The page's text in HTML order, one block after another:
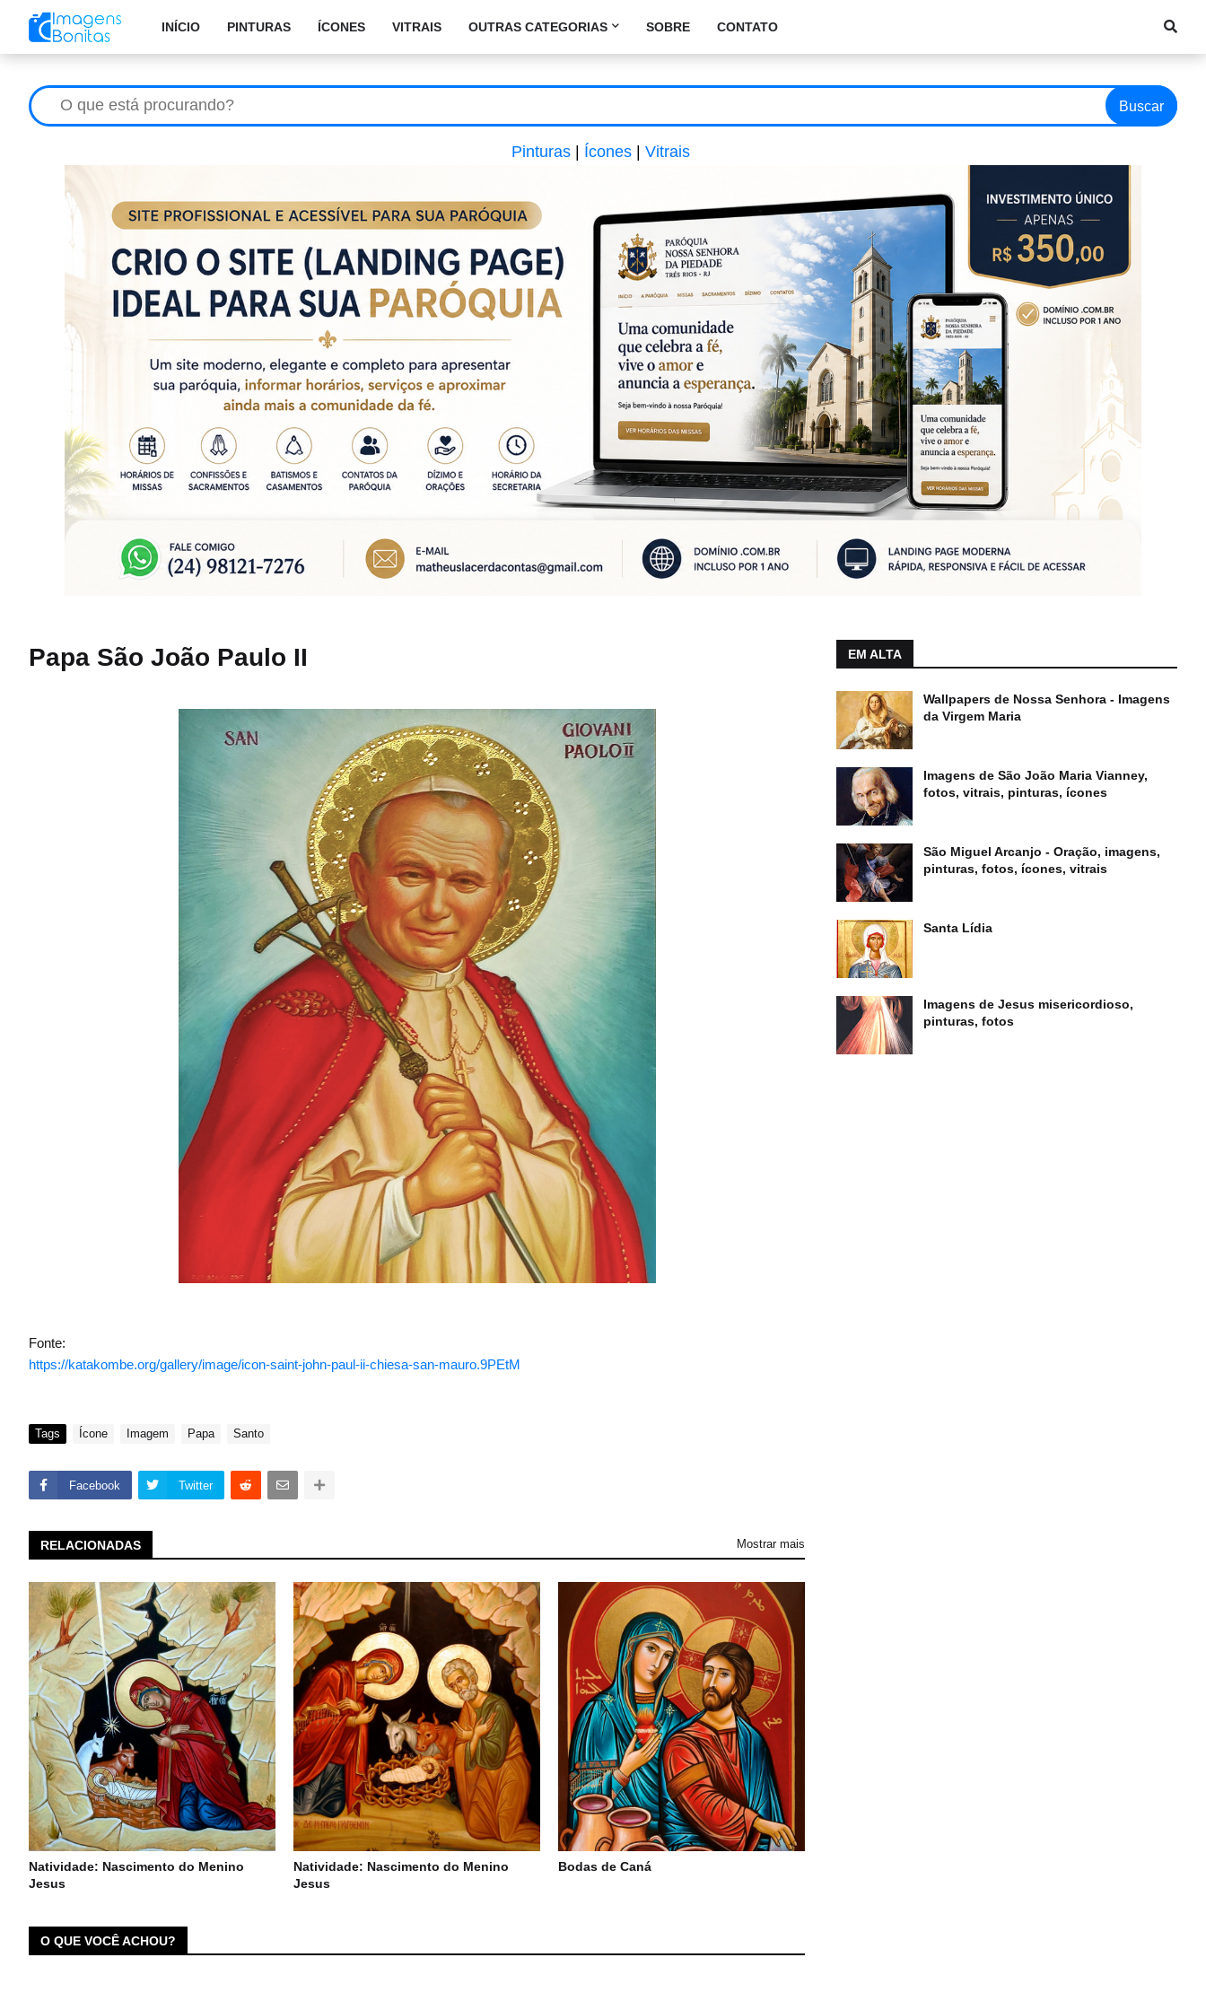
INÍCIO PINTURAS ÍCONES VITRAIS OUTRAS CATEGORIAS SOBRE CONTATO
Buscar
Pinturas Ícones Vitrais
Papa São João Paulo II
Fonte:
https://katakombe.org/gallery/image/icon-saint-john-paul-ii-chiesa-san-mauro.9PEtM
Tags Ícone Imagem Papa Santo
Facebook Twitter
RELACIONADAS Mostrar mais
Natividade: Nascimento do Menino
Jesus
Natividade: Nascimento do Menino
Jesus
Bodas de Caná
O QUE VOCÊ ACHOU?
EM ALTA
Wallpapers de Nossa Senhora - Imagens
da Virgem Maria
Imagens de São João Maria Vianney,
fotos, vitrais, pinturas, ícones
São Miguel Arcanjo - Oração, imagens,
pinturas, fotos, ícones, vitrais
Santa Lídia
Imagens de Jesus misericordioso,
pinturas, fotos